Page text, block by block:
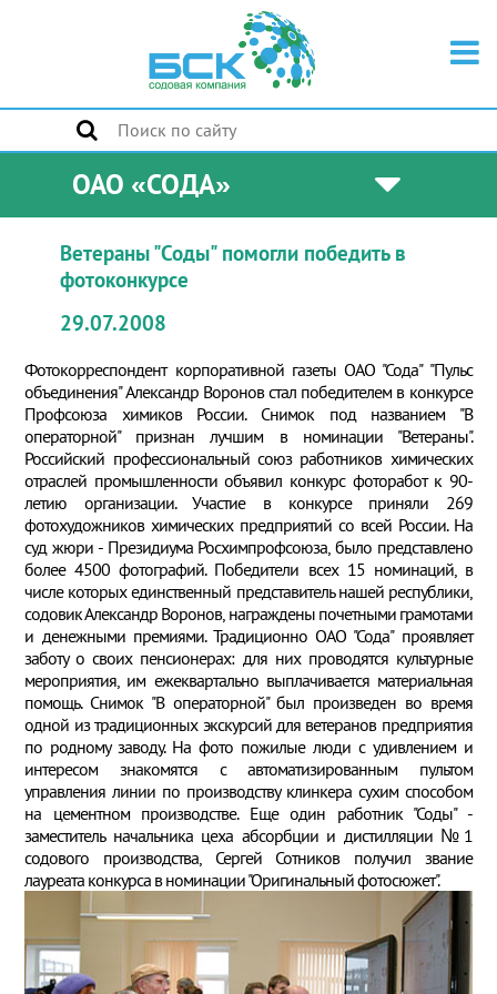
ОАО «СОДА»
Ветераны "Соды" помогли победить в
фотоконкурсе
29.07.2008
Фотокорреспондент корпоративной газеты ОАО "Сода" "Пульс
объединения" Александр Воронов стал победителем в конкурсе
Профсоюза химиков России. Снимок под названием "В
операторной" признан лучшим в номинации "Ветераны".
Российский профессиональный союз работников химических
отраслей промышленности объявил конкурс фоторабот к 90-
летию организации. Участие в конкурсе приняли 269
фотохудожников химических предприятий со всей России. На
суд жюри - Президиума Росхимпрофсоюза, было представлено
более 4500 фотографий. Победители всех 15 номинаций, в
числе которых единственный представитель нашей республики,
содовик Александр Воронов, награждены почетными грамотами
и денежными премиями. Традиционно ОАО "Сода" проявляет
заботу о своих пенсионерах: для них проводятся культурные
мероприятия, им ежеквартально выплачивается материальная
помощь. Снимок "В операторной" был произведен во время
одной из традиционных экскурсий для ветеранов предприятия
по родному заводу. На фото пожилые люди с удивлением и
интересом знакомятся с автоматизированным пультом
управления линии по производству клинкера сухим способом
на цементном производстве. Еще один работник "Соды" -
заместитель начальника цеха абсорбции и дистилляции №1
содового производства, Сергей Сотников получил звание
лауреата конкурса в номинации "Оригинальный фотосюжет".